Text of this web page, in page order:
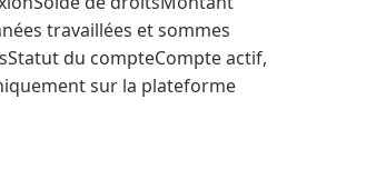
travaillées et sommes
du compteCompte actif,
sur la plateforme